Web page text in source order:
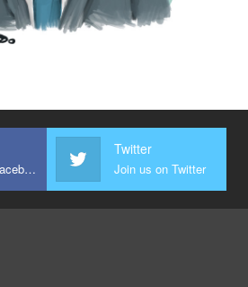
Join us on Facebook
Twitter
Join us on Twitter